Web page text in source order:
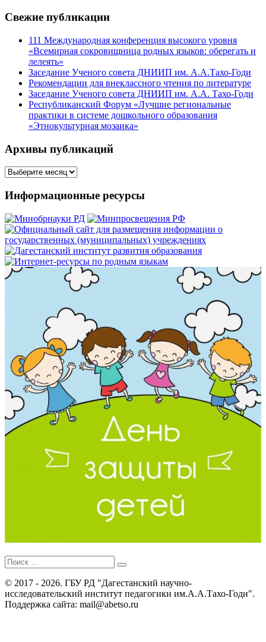
Свежие публикации
111 Международная конференция высокого уровня
«Всемирная сокровищница родных языков: оберегать и
лелеять»
Заседание Ученого совета ДНИИП им. А.А.Тахо-Годи
Рекомендации для внеклассного чтения по литературе
Заседание Ученого совета ДНИИП им. А.А. Тахо-Годи
Республиканский Форум «Лучшие региональные
практики в системе дошкольного образования
«Этнокультурная мозаика»
Архивы публикаций
Архивы
Информационные ресурсы
Поиск
для:
© 2017 - 2026. ГБУ РД "Дагестанский научно-
исследовательский институт педагогики им.А.А.Тахо-Годи".
Поддержка сайта: mail@abetso.ru